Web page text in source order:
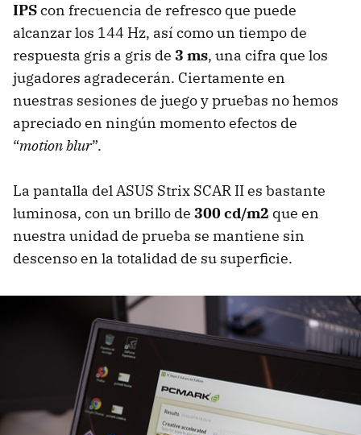
IPScon frecuencia de refresco que puede
alcanzar los 144 Hz, así como un tiempo de
respuesta gris a gris de 3 ms, una cifra que los
jugadores agradecerán. Ciertamente en
nuestras sesiones de juego y pruebas no hemos
apreciado en ningún momento efectos de
“motion blur”.
La pantalla del ASUS Strix SCAR II es bastante
luminosa, con un brillo de 300 cd/m2 que en
nuestra unidad de prueba se mantiene sin
descenso en la totalidad de su superficie.